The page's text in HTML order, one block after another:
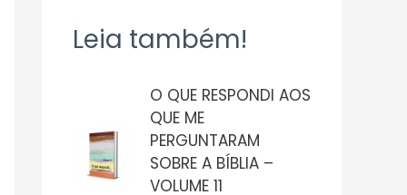
Leia também!
O QUE RESPONDI AOS
QUE ME
PERGUNTARAM
SOBRE A BÍBLIA –
VOLUME 11